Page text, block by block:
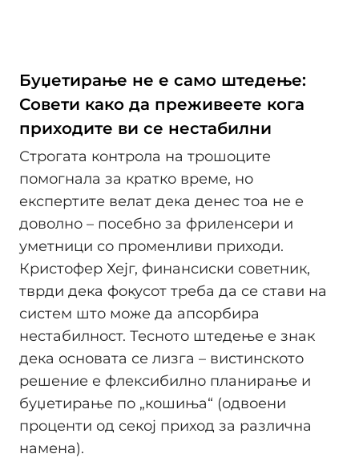
Буџетирање не е само штедење:
Совети како да преживеете кога
приходите ви се нестабилни
Строгата контрола на трошоците
помогнала за кратко време, но
експертите велат дека денес тоа не е
доволно – посебно за фриленсери и
уметници со променливи приходи.
Кристофер Хејг, финансиски советник,
тврди дека фокусот треба да се стави на
систем што може да апсорбира
нестабилност. Тесното штедење е знак
дека основата се лизга – вистинското
решение е флексибилно планирање и
буџетирање по „кошиња“ (одвоени
проценти од секој приход за различна
намена).